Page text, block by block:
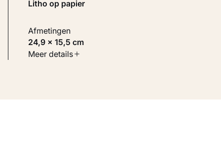
Litho op papier
Afmetingen
24,9 × 15,5 cm
Soort werk
Meer details